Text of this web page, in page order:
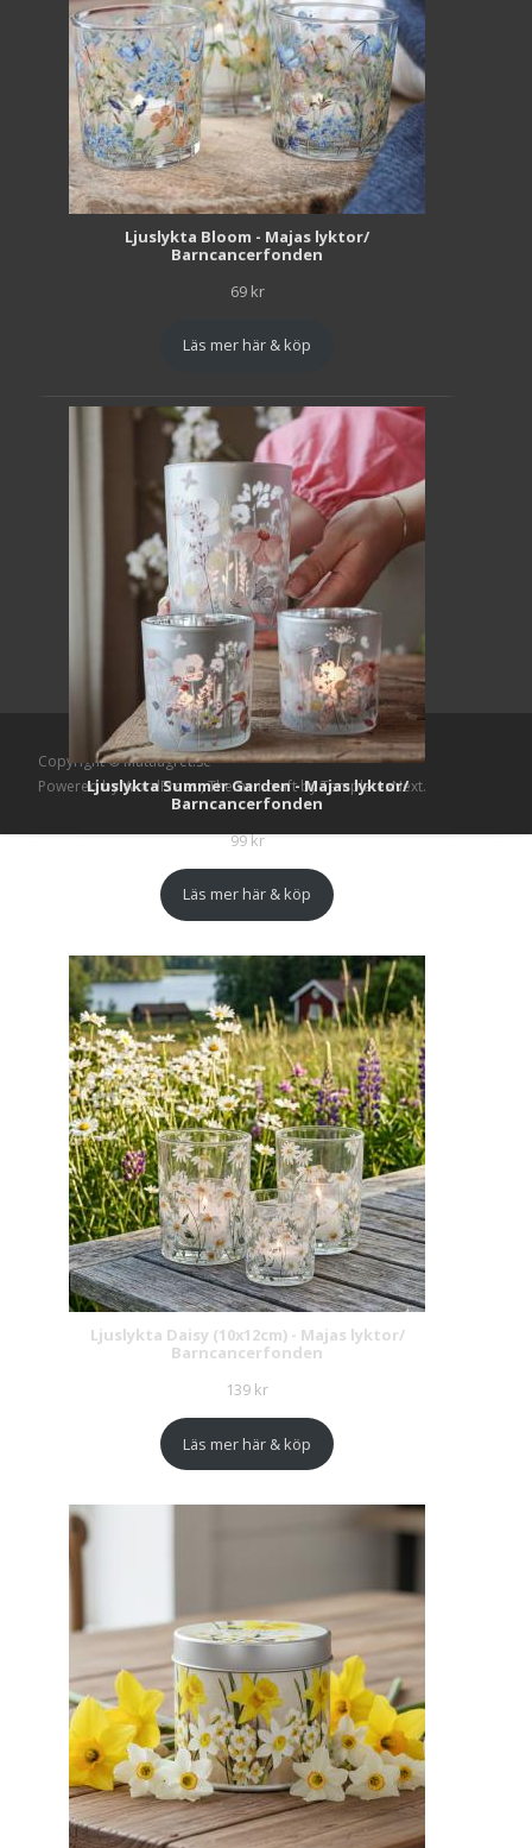
Ljuslykta Bloom - Majas lyktor/
Barncancerfonden
69 kr
Läs mer här & köp
Ljuslykta Summer Garden - Majas lyktor/
Barncancerfonden
99kr
Läs mer här & köp
Ljuslykta Daisy (10x12cm) - Majas lyktor/
Barncancerfonden
139 kr
Läs mer här & köp
Copyright © Mattlagret.se
Powered by WordPress, Themei-craftby TemplatesNext.